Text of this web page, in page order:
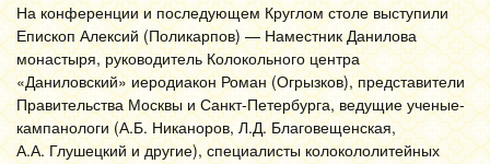
На конференции и последующем Круглом столе выступили
Епископ Алексий (Поликарпов) — Наместник Данилова
монастыря, руководитель Колокольного центра
«Даниловский» иеродиакон Роман (Огрызков), представители
Правительства Москвы и Санкт-Петербурга, ведущие ученые-
кампанологи (А.Б. Никаноров, Л.Д. Благовещенская,
А.А. Глушецкий и другие), специалисты колокололитейных